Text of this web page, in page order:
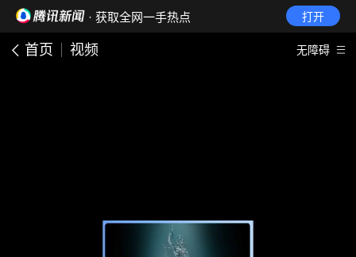
· 获取全网一手热点 打开
首页 视频 无障碍